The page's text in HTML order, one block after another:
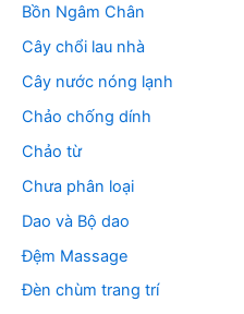
Bồn Ngâm Chân
Cây chổi lau nhà
Cây nước nóng lạnh
Chảo chống dính
Chảo từ
Chưa phân loại
Dao và Bộ dao
Đệm Massage
Đèn chùm trang trí